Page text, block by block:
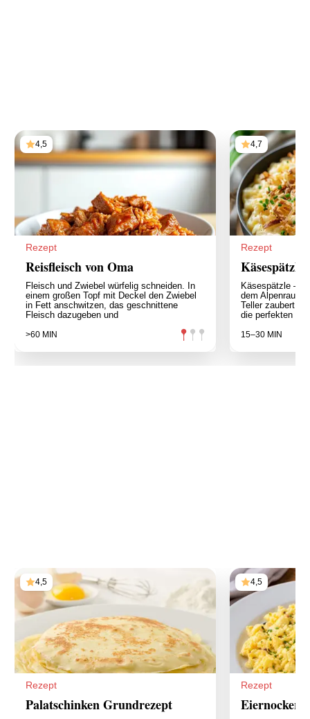
4,5
Rezept
Reisfleisch von Oma
Fleisch und Zwiebel würfelig schneiden. In
einem großen Topf mit Deckel den Zwiebel
in Fett anschwitzen, das geschnittene
Fleisch dazugeben und
>60 MIN
4,7
Rezept
Käsespätzle
Käsespätzle –
dem Alpenraum,
Teller zaubert.
die perfekten
15–30 MIN
4,5
Rezept
Palatschinken Grundrezept
4,5
Rezept
Eiernockerl